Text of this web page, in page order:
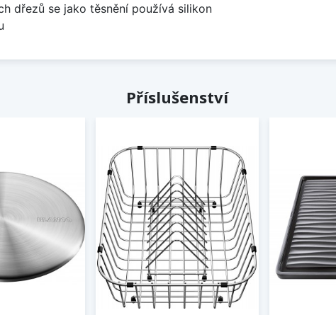
dřezů se jako těsnění používá silikon
Příslušenství